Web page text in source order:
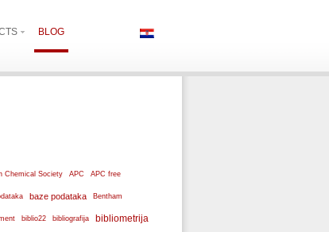
BLOG
Chemical Society APC APC free
baze podataka Bentham
biblio22 bibliografija bibliometrija